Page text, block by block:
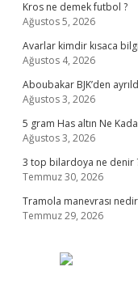
Kros ne demek futbol ?
Ağustos 5, 2026
Avarlar kimdir kısaca
Ağustos 4, 2026
Aboubakar BJK’den
Ağustos 3, 2026
5 gram Has altın Ne
Ağustos 3, 2026
3 top bilardoya ne denir
Temmuz 30, 2026
Tramola manevrası
Temmuz 29, 2026